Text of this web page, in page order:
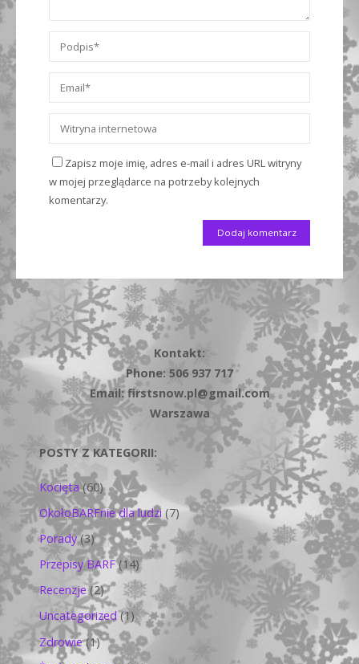
Zapisz moje imię, adres e-mail i adres URL witryny
w mojej przeglądarce na potrzeby kolejnych
komentarzy.
Kontakt:
Phone: 506 937 717
Email: firstsnow.pl@gmail.com
Warszawa
POSTY Z KATEGORII:
Kocięta(60)
OkołoBARFnie dla ludzi (7)
Porady(3)
Przepisy BARF(14)
Recenzje(2)
Uncategorized(1)
Zdrowie(1)